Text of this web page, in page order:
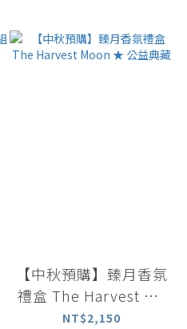
【中秋預購】臻月香氛
禮盒 The Harvest Mo
on ★ 公益典藏
NT$2,150